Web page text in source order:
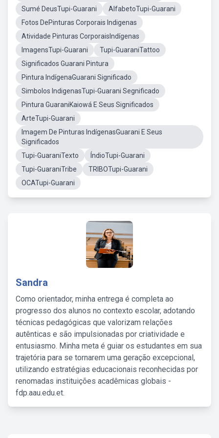
Sumé DeusTupi-Guarani
AlfabetoTupi-Guarani
Fotos DePinturas Corporais Indigenas
Atividade Pinturas CorporaisIndígenas
ImagensTupi-Guarani
Tupi-GuaraniTattoo
Significados Guarani Pintura
Pintura IndígenaGuarani Significado
Simbolos IndigenasTupi-Guarani Segnificado
Pintura GuaraniKaiowá E Seus Significados
ArteTupi-Guarani
Imagem De Pinturas IndígenasGuarani E Seus
Significados
Tupi-GuaraniTexto
ÍndioTupi-Guarani
Tupi-GuaraniTribe
TRIBOTupi-Guarani
OCATupi-Guarani
Sandra
Como orientador, minha entrega é completa ao
progresso dos alunos no contexto escolar, adotando
técnicas pedagógicas que valorizam relações
autênticas e são impulsionadas por criatividade e
entusiasmo. Minha meta é guiar os estudantes em sua
trajetória para se tornarem uma geração excepcional,
utilizando estratégias educacionais reconhecidas por
renomadas instituições acadêmicas globais -
fdp.aau.edu.et.